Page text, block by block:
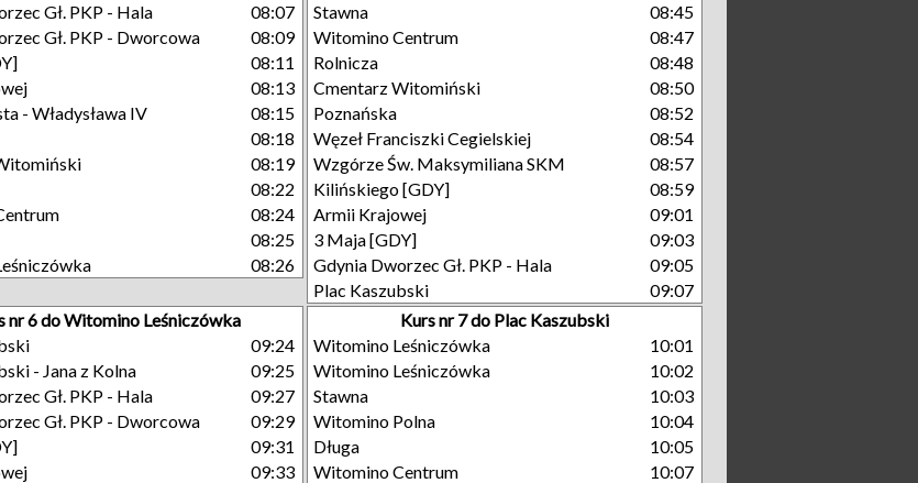
Gł. PKP - Hala
08:07
Gł. PKP - Dworcowa
08:09
08:11
08:13
- Władysława IV
08:15
08:18
08:19
08:22
08:24
08:25
08:26
Stawna
08:45
Witomino Centrum
08:47
Rolnicza
08:48
Cmentarz Witomiński
08:50
Poznańska
08:52
Węzeł Franciszki Cegielskiej
08:54
Wzgórze Św. Maksymiliana SKM
08:57
Kilińskiego [GDY]
08:59
Armii Krajowej
09:01
3 Maja [GDY]
09:03
Gdynia Dworzec Gł. PKP - Hala
09:05
Plac Kaszubski
09:07
nr 6 do Witomino Leśniczówka
09:24
- Jana z Kolna
09:25
Gł. PKP - Hala
09:27
Gł. PKP - Dworcowa
09:29
09:31
09:33
Kurs nr 7 do Plac Kaszubski
Witomino Leśniczówka
10:01
Witomino Leśniczówka
10:02
Stawna
10:03
Witomino Polna
10:04
Długa
10:05
Witomino Centrum
10:07